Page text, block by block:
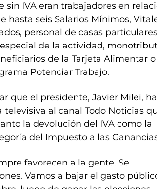
sin IVA eran trabajadores en
hasta seis Salarios Mínimos,
personal de casas particulares
de la actividad,
de la Tarjeta Alimentar
Potenciar Trabajo.
que el presidente, Javier Milei,
al canal Todo Noticias
la devolución del IVA como la
del Impuesto a las
favorecen a la gente. Se
Vamos a bajar el gasto